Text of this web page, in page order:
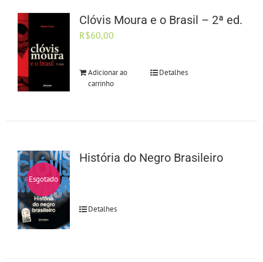
Clóvis Moura e o Brasil – 2ª ed.
R$60,00
Adicionar ao
carrinho
Detalhes
Esgotado
História do Negro Brasileiro
Detalhes